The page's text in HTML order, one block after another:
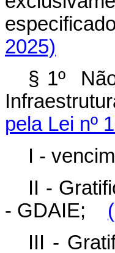
2025)
§ 1º
pela Lei nº
I -
II -
- GDAIE;
III -